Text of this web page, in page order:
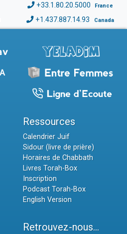
+33.1.80.20.5000 France
+1.437.887.14.93 Canada
Ressources
Calendrier Juif
Sidour (livre de prière)
Horaires de Chabbath
Livres Torah-Box
Inscription
Podcast Torah-Box
English Version
Retrouvez-nous...